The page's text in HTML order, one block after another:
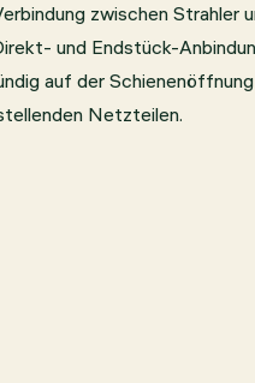
zwischen Strahler
und Endstück-
auf der
Netzteilen.